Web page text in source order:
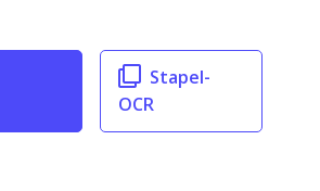
Stapel-
OCR